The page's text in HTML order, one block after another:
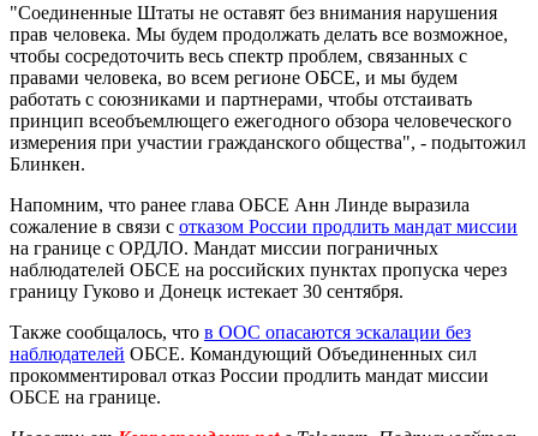
"Соединенные Штаты не оставят без внимания нарушения
прав человека. Мы будем продолжать делать все возможное,
чтобы сосредоточить весь спектр проблем, связанных с
правами человека, во всем регионе ОБСЕ, и мы будем
работать с союзниками и партнерами, чтобы отстаивать
принцип всеобъемлющего ежегодного обзора человеческого
измерения при участии гражданского общества", - подытожил
Блинкен.
Напомним, что ранее глава ОБСЕ Анн Линде выразила
сожаление в связи с отказом России продлить мандат миссии
на границе с ОРДЛО. Мандат миссии пограничных
наблюдателей ОБСЕ на российских пунктах пропуска через
границу Гуково и Донецк истекает 30 сентября.
Также сообщалось, что в ООС опасаются эскалации без
наблюдателей ОБСЕ. Командующий Объединенных сил
прокомментировал отказ России продлить мандат миссии
ОБСЕ на границе.